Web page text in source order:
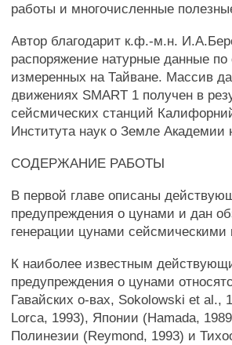
работы и многочисленные
Автор благодарит к.ф.-м.н.
распоряжение натурные данные
измеренных на Тайване. Массив
движениях SMART 1 получен в
сейсмических станций
Института наук о Земле Академии
СОДЕРЖАНИЕ РАБОТЫ
В первой главе описаны
предупреждения о цунами и дан
генерации цунами сейсмическими
К наиболее известным
предупреждения о цунами
Гавайских о-вах, Sokolowski et al.,
Lorca, 1993), Японии (Hamada,
Полинезии (Reymond, 1993) и